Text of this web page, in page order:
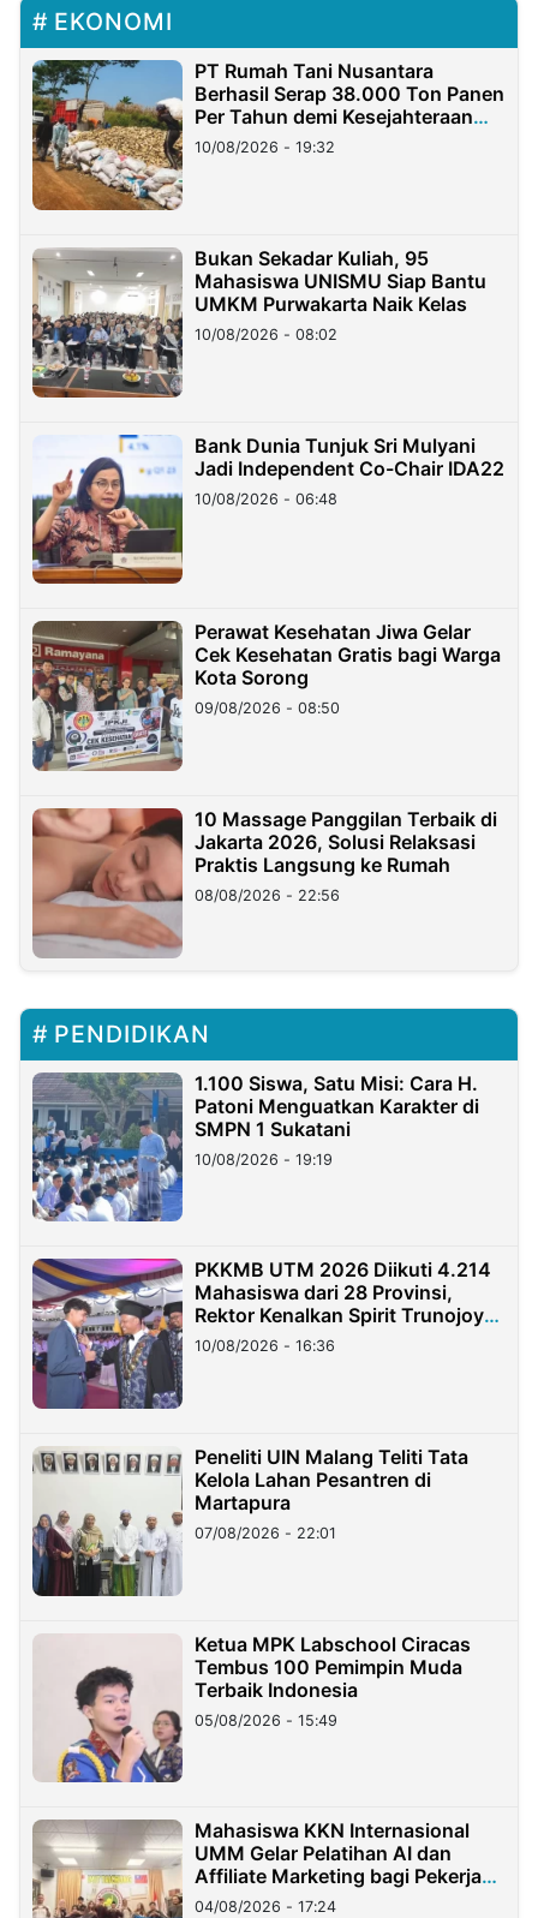
EKONOMI
PT Rumah Tani Nusantara
Berhasil Serap 38.000 Ton Panen
Per Tahun demi Kesejahteraan
Petani
10/08/2026 - 19:32
Bukan Sekadar Kuliah, 95
Mahasiswa UNISMU Siap Bantu
UMKM Purwakarta Naik Kelas
10/08/2026 - 08:02
Bank Dunia Tunjuk Sri Mulyani
Jadi Independent Co-Chair IDA22
10/08/2026 - 06:48
Perawat Kesehatan Jiwa Gelar
Cek Kesehatan Gratis bagi Warga
Kota Sorong
09/08/2026 - 08:50
10 Massage Panggilan Terbaik di
Jakarta 2026, Solusi Relaksasi
Praktis Langsung ke Rumah
08/08/2026 - 22:56
PENDIDIKAN
1.100 Siswa, Satu Misi: Cara H.
Patoni Menguatkan Karakter di
SMPN 1 Sukatani
10/08/2026 - 19:19
PKKMB UTM 2026 Diikuti 4.214
Mahasiswa dari 28 Provinsi,
Rektor Kenalkan Spirit Trunojoyo
Masa Kini
10/08/2026 - 16:36
Peneliti UIN Malang Teliti Tata
Kelola Lahan Pesantren di
Martapura
07/08/2026 - 22:01
Ketua MPK Labschool Ciracas
Tembus 100 Pemimpin Muda
Terbaik Indonesia
05/08/2026 - 15:49
Mahasiswa KKN Internasional
UMM Gelar Pelatihan AI dan
Affiliate Marketing bagi Pekerja
Migran Indonesia di Taiwan
04/08/2026 - 17:24